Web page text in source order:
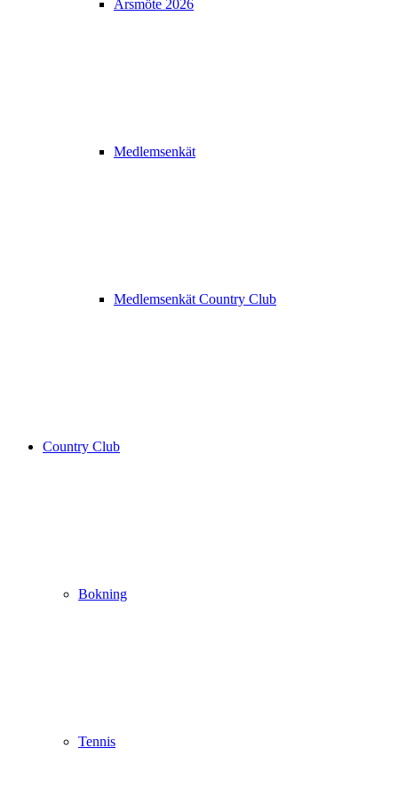
Årsmöte 2026
Medlemsenkät
Medlemsenkät Country Club
Country Club
Bokning
Tennis